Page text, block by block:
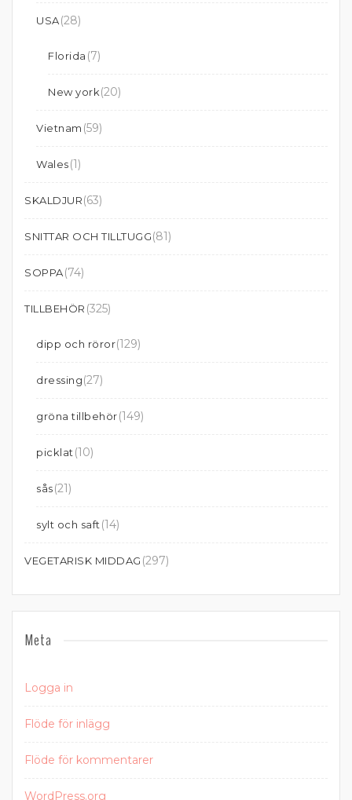
USA(28)
Florida (7)
New york(20)
Vietnam (59)
Wales(1)
SKALDJUR(63)
SNITTAR OCH TILLTUGG(81)
SOPPA(74)
TILLBEHÖR (325)
dipp och röror(129)
dressing(27)
gröna tillbehör(149)
picklat (10)
sås(21)
sylt och saft (14)
VEGETARISK MIDDAG (297)
Meta
Logga in
Flöde för inlägg
Flöde för kommentarer
WordPress.org